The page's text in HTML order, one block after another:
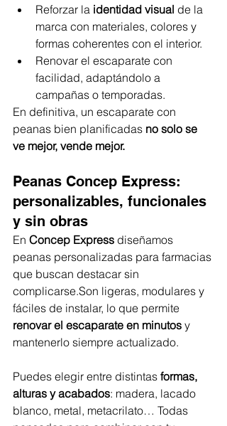
Reforzar la identidad visual de la
marca con materiales, colores y
formas coherentes con el interior.
Renovar el escaparate con
facilidad, adaptándolo a
campañas o temporadas.
En definitiva, un escaparate con
peanas bien planificadas no solo se
ve mejor, vende mejor.
Peanas Concep Express:
personalizables, funcionales
y sin obras
En Concep Express diseñamos
peanas personalizadas para farmacias
que buscan destacar sin
complicarse.Son ligeras, modulares y
fáciles de instalar, lo que permite
renovar el escaparate en minutos y
mantenerlo siempre actualizado.
Puedes elegir entre distintas formas,
alturas y acabados: madera, lacado
blanco, metal, metacrilato… Todas